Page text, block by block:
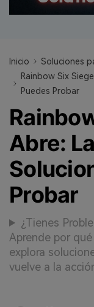
Repairit -
Inicio
Soluciones
Rainbow Six
Puedes Probar
Abre:
Probar
¿Tienes
Aprende por
explora
vuelve a la